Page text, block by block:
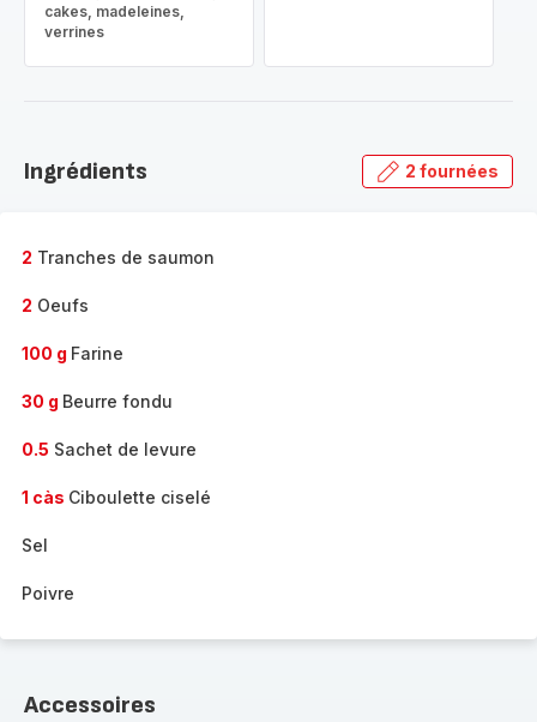
cakes, madeleines,
verrines
Ingrédients 2 fournées
2 Tranches de saumon
2 Oeufs
100 g Farine
30 g Beurre fondu
0.5 Sachet de levure
1 càs Ciboulette ciselé
Sel
Poivre
Accessoires